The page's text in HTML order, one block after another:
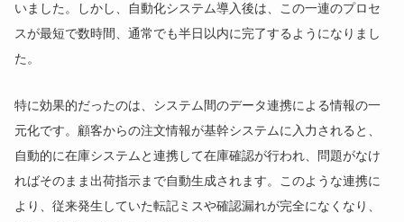
いました。しかし、自動化システム導入後は、この一連のプロセ
スが最短で数時間、通常でも半日以内に完了するようになりまし
た。
特に効果的だったのは、システム間のデータ連携による情報の一
元化です。顧客からの注文情報が基幹システムに入力されると、
自動的に在庫システムと連携して在庫確認が行われ、問題がなけ
ればそのまま出荷指示まで自動生成されます。このような連携に
より、従来発生していた転記ミスや確認漏れが完全になくなり、